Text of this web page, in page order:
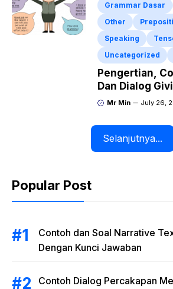
Grammar Dasar
Other
Speaking
Uncategorized
Pengertian,
Dan Dialog
Dalam Bahasa
Mr Min July 26,
Selanjutnya...
Popular Post
Contoh dan Soal Narrative
Dengan Kunci Jawaban
Contoh Dialog Percakapan